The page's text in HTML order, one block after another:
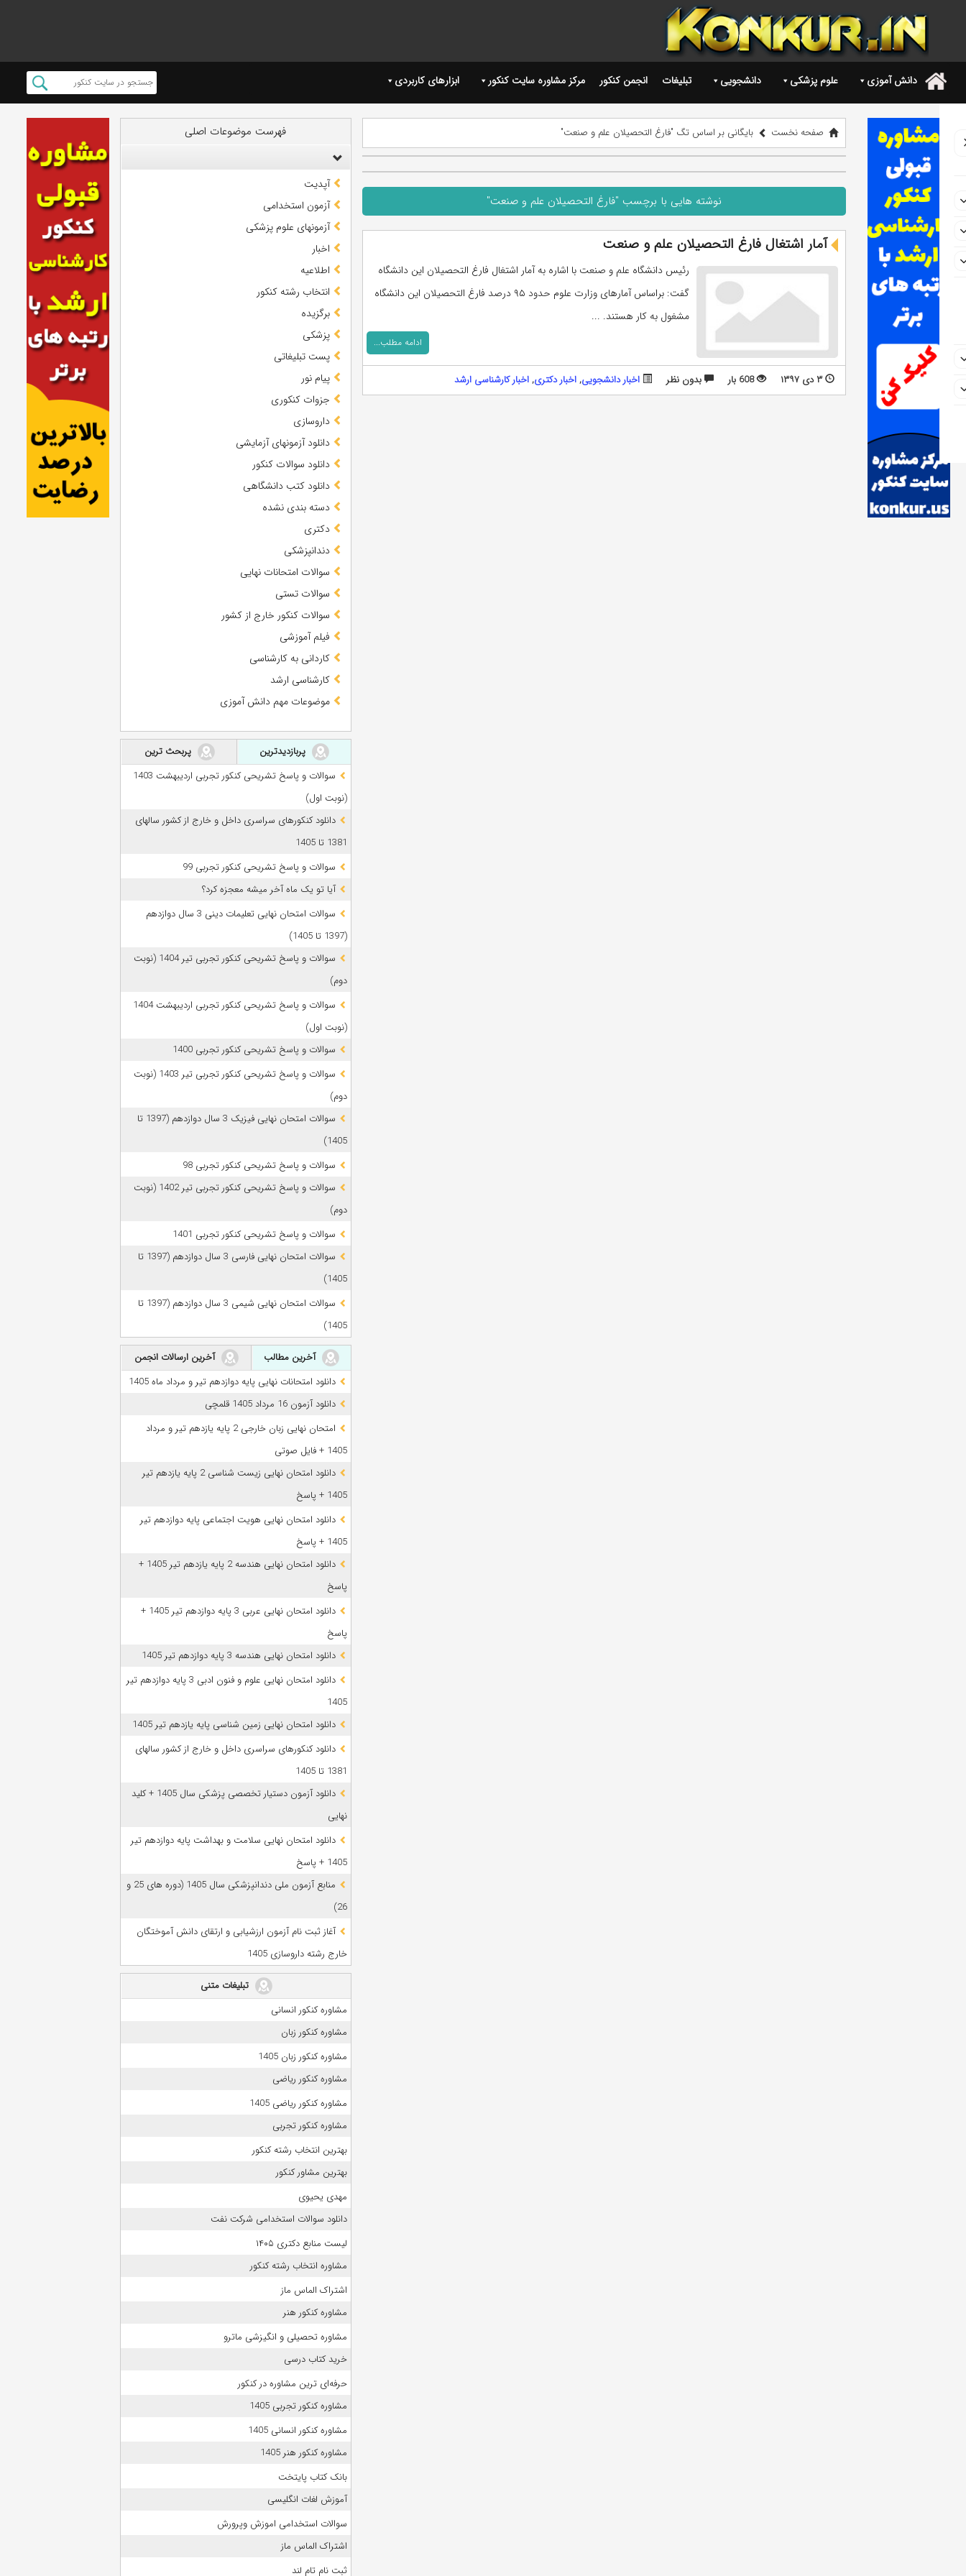
. دانش آموزی علوم پزشکی دانشجویی تبلیغات انجمن کنکور مرکز مشاوره سایت کنکور ابزارهای کاربردی
صفحه نخست بایگانی بر اساس تگ "فارغ التحصیلان علم و صنعت"
نوشته هایی با برچسب "فارغ التحصیلان علم و صنعت"
آمار اشتغال فارغ التحصیلان علم و صنعت
رئیس دانشگاه علم و صنعت با اشاره به آمار اشتغال فارغ التحصیلان این دانشگاه
گفت: براساس آمارهای وزارت علوم حدود ۹۵ درصد فارغ التحصیلان این دانشگاه
مشغول به کار هستند. ...
ادامه مطلب...
۳ دی ۱۳۹۷ 608 بار بدون نظر اخبار دانشجویی,اخبار دکتری,اخبار کارشناسی ارشد
فهرست موضوعات اصلی
آپدیت
آزمون استخدامی
آزمونهای علوم پزشکی
اخبار
اطلاعیه
انتخاب رشته کنکور
برگزیده
پزشکی
پست تبلیغاتی
پیام نور
جزوات کنکوری
داروسازی
دانلود آزمونهای آزمایشی
دانلود سوالات کنکور
دانلود کتب دانشگاهی
دسته بندی نشده
دکتری
دندانپزشکی
سوالات امتحانات نهایی
سوالات تستی
سوالات کنکور خارج از کشور
فیلم آموزشی
کاردانی به کارشناسی
کارشناسی ارشد
موضوعات مهم دانش آموزی
پربازدیدترین
پربحث ترین
سوالات و پاسخ تشریحی کنکور تجربی اردیبهشت 1403
(نوبت اول)
دانلود کنکورهای سراسری داخل و خارج از کشور سالهای
1381 تا 1405
سوالات و پاسخ تشریحی کنکور تجربی 99
آیا تو یک ماه آخر میشه معجزه کرد؟
سوالات امتحان نهایی تعلیمات دینی 3 سال دوازدهم
(1397 تا 1405)
سوالات و پاسخ تشریحی کنکور تجربی تیر 1404 (نوبت
دوم)
سوالات و پاسخ تشریحی کنکور تجربی اردیبهشت 1404
(نوبت اول)
سوالات و پاسخ تشریحی کنکور تجربی 1400
سوالات و پاسخ تشریحی کنکور تجربی تیر 1403 (نوبت
دوم)
سوالات امتحان نهایی فیزیک 3 سال دوازدهم (1397 تا
1405)
سوالات و پاسخ تشریحی کنکور تجربی 98
سوالات و پاسخ تشریحی کنکور تجربی تیر 1402 (نوبت
دوم)
سوالات و پاسخ تشریحی کنکور تجربی 1401
سوالات امتحان نهایی فارسی 3 سال دوازدهم (1397 تا
1405)
سوالات امتحان نهایی شیمی 3 سال دوازدهم (1397 تا
1405)
آخرین مطالب
آخرین ارسالات انجمن
دانلود امتحانات نهایی پایه دوازدهم تیر و مرداد ماه 1405
دانلود آزمون 16 مرداد 1405 قلمچی
امتحان نهایی زبان خارجی 2 پایه یازدهم تیر و مرداد
1405 + فایل صوتی
دانلود امتحان نهایی زیست شناسی 2 پایه یازدهم تیر
1405 + پاسخ
دانلود امتحان نهایی هویت اجتماعی پایه دوازدهم تیر
1405 + پاسخ
دانلود امتحان نهایی هندسه 2 پایه یازدهم تیر 1405 +
پاسخ
دانلود امتحان نهایی عربی 3 پایه دوازدهم تیر 1405 +
پاسخ
دانلود امتحان نهایی هندسه 3 پایه دوازدهم تیر 1405
دانلود امتحان نهایی علوم و فنون ادبی 3 پایه دوازدهم تیر
1405
دانلود امتحان نهایی زمین شناسی پایه یازدهم تیر 1405
دانلود کنکورهای سراسری داخل و خارج از کشور سالهای
1381 تا 1405
دانلود آزمون دستیار تخصصی پزشکی سال 1405 + کلید
نهایی
دانلود امتحان نهایی سلامت و بهداشت پایه دوازدهم تیر
1405 + پاسخ
ﻣﻨﺎﺑﻊ آزﻣﻮن ﻣﻠﯽ دندانپزشکی سال 1405 (دوره های 25 و
26)
آغاز ثبت نام آزمون‌ ارزشیابی و ارتقای دانش آموختگان
خارج رشته داروسازی 1405
تبلیغات متنی
مشاوره کنکور انسانی
مشاوره کنکور زبان
مشاوره کنکور زبان 1405
مشاوره کنکور ریاضی
مشاوره کنکور ریاضی 1405
مشاوره کنکور تجربی
بهترین انتخاب رشته کنکور
بهترین مشاور کنکور
مهدی یحیوی
دانلود سوالات استخدامی شرکت نفت
لیست منابع دکتری ۱۴۰۵
مشاوره انتخاب رشته کنکور
اشتراک الماس ماز
مشاوره کنکور هنر
مشاوره تحصیلی و انگیزشی ماترو
خرید کتاب درسی
حرفه‌ای ترین مشاوره در کنکور
مشاوره کنکور تجربی 1405
مشاوره کنکور انسانی 1405
مشاوره کنکور هنر 1405
بانک کتاب پایتخت
آموزش لغات انگلیسی
سوالات استخدامی اموزش وپرورش
اشتراک الماس ماز
ثبت نام تام لند